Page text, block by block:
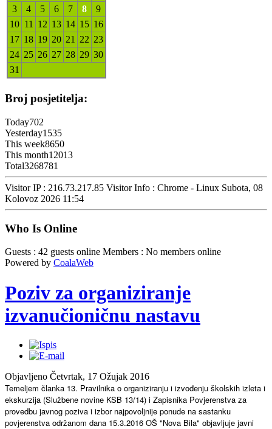
3
4 5 6 7 8
9
10 11 12 13 14 15 16
17 18 19 20 21 22 23
24 25 26 27 28 29 30
31
Broj posjetitelja:
Today702
Yesterday1535
This week8650
This month12013
Total3268781
Visitor IP : 216.73.217.85 Visitor Info : Chrome - Linux Subota, 08
Kolovoz 2026 11:54
Who Is Online
Guests : 42 guests online Members : No members online
Powered by CoalaWeb
Poziv za organiziranje
izvanučioničnu nastavu
Objavljeno Četvrtak, 17 Ožujak 2016
Temeljem članka 13. Pravilnika o organiziranju i izvođenju školskih izleta i
ekskurzija (Službene novine KSB 13/14) i Zapisnika Povjerenstva za
provedbu javnog poziva i izbor najpovoljnije ponude na sastanku
povjerenstva održanom dana 15.3.2016 OŠ "Nova Bila" objavljuje javni